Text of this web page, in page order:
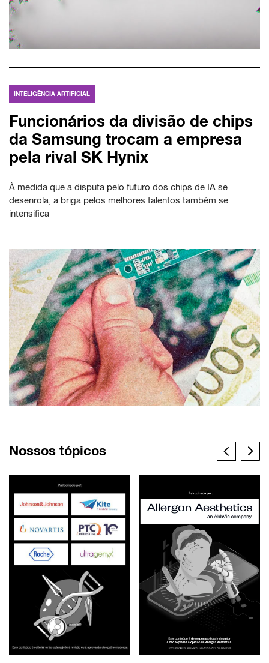
INTELIGÊNCIA ARTIFICIAL
Funcionários da divisão de chips
da Samsung trocam a empresa
pela rival SK Hynix
À medida que a disputa pelo futuro dos chips de IA se
desenrola, a briga pelos melhores talentos também se
intensifica
Nossos tópicos